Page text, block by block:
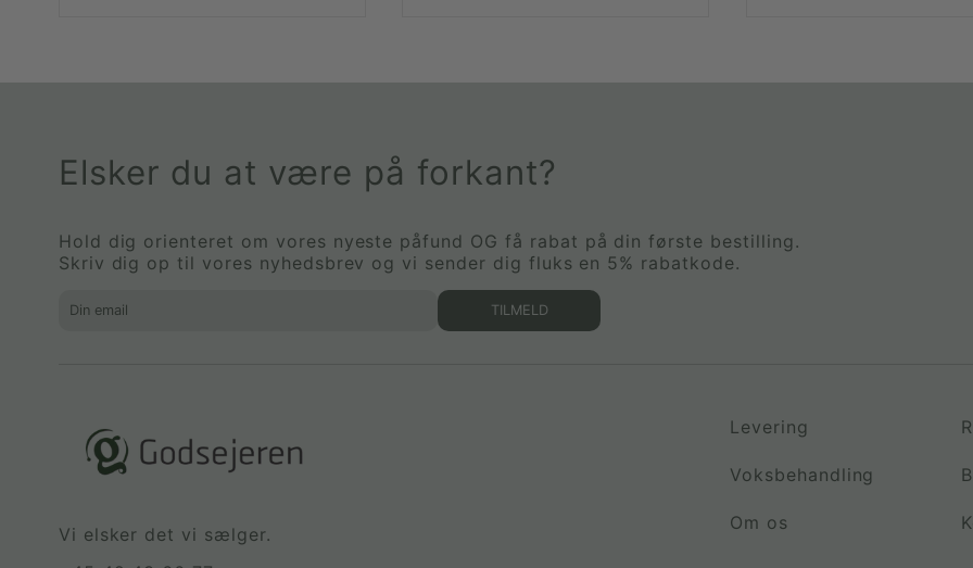
Elsker du at være på forkant?
Hold dig orienteret om vores nyeste påfund OG få rabat på din første bestilling.
Skriv dig op til vores nyhedsbrev og vi sender dig fluks en 5% rabatkode.
TILMELD
Vi elsker det vi sælger.
Levering
Voksbehandling
Om os